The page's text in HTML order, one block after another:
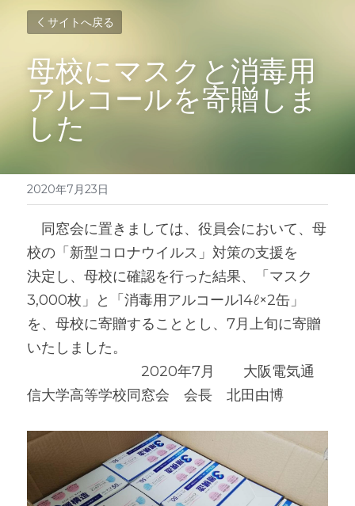
サイトへ戻る
母校にマスクと消毒用
アルコールを寄贈しま
した
2020年7月23日
同窓会に置きましては、役員会において、母
校の「新型コロナウイルス」対策の支援を
決定し、母校に確認を行った結果、「マスク
3,000枚」と「消毒用アルコール14ℓ×2缶」
を、母校に寄贈することとし、7月上旬に寄贈
いたしました。
2020年7月　　大阪電気通
信大学高等学校同窓会　会長　北田由博